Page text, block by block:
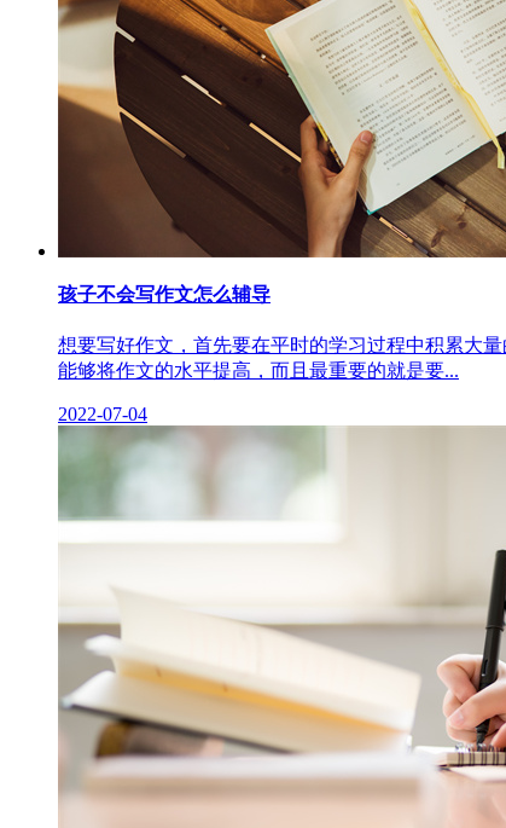
孩子不会写作文怎么辅导
想要写好作文，首先要在平时的学习过程中积累大
能够将作文的水平提高，而且最重要的就是要...
2022-07-04